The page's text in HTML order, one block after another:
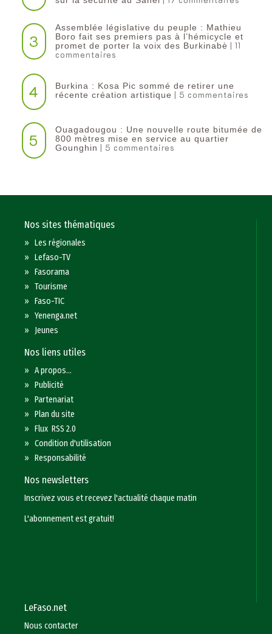
3
Assemblée législative du peuple : Mathieu
Boro fait ses premiers pas à l’hémicycle et
promet de porter la voix des Burkinabè | 11
commentaires
4
Burkina : Kosa Pic sommé de retirer une
récente création artistique | 5 commentaires
5
Ouagadougou : Une nouvelle route bitumée de
800 mètres mise en service au quartier
Gounghin | 5 commentaires
Nos sites thématiques
»Les régionales
»Lefaso-TV
»Fasorama
»Tourisme
»Faso-TIC
»Yenenga.net
» Jeunes
Nos liens utiles
»A propos...
»Publicité
»Partenariat
»Plan du site
»Flux RSS 2.0
»Condition d'utilisation
»Responsabilité
Nos newsletters
Inscrivez vous et recevez l'actualité chaque matin
L'abonnement est gratuit!
LeFaso.net
Nous contacter